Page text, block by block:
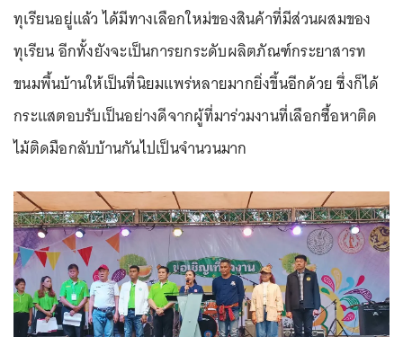
ทุเรียนอยู่แล้ว ได้มีทางเลือกใหม่ของสินค้าที่มีส่วนผสมของ
ทุเรียน อีกทั้งยังจะเป็นการยกระดับผลิตภัณฑ์กระยาสารท
ขนมพื้นบ้านให้เป็นที่นิยมแพร่หลายมากยิ่งขึ้นอีกด้วย ซึ่งก็ได้
กระแสตอบรับเป็นอย่างดีจากผู้ที่มาร่วมงานที่เลือกซื้อหาติด
ไม้ติดมือกลับบ้านกันไปเป็นจำนวนมาก